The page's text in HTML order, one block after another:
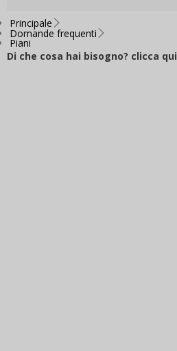
Principale
Domande frequenti
Piani
Di che cosa hai bisogno? clicca qui